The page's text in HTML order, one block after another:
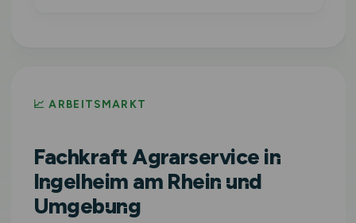
📈 ARBEITSMARKT
Fachkraft Agrarservice in
Ingelheim am Rhein und
Umgebung